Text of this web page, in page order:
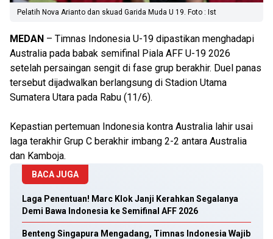
Pelatih Nova Arianto dan skuad Garida Muda U 19. Foto : Ist
MEDAN – Timnas Indonesia U-19 dipastikan menghadapi
Australia pada babak semifinal Piala AFF U-19 2026
setelah persaingan sengit di fase grup berakhir. Duel panas
tersebut dijadwalkan berlangsung di Stadion Utama
Sumatera Utara pada Rabu (11/6).
Kepastian pertemuan Indonesia kontra Australia lahir usai
laga terakhir Grup C berakhir imbang 2-2 antara Australia
dan Kamboja.
BACA JUGA
Laga Penentuan! Marc Klok Janji Kerahkan Segalanya
Demi Bawa Indonesia ke Semifinal AFF 2026
Benteng Singapura Mengadang, Timnas Indonesia Wajib